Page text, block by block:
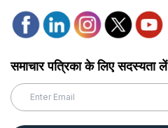
समाचार पत्रिका के लिए सदस्यता लें